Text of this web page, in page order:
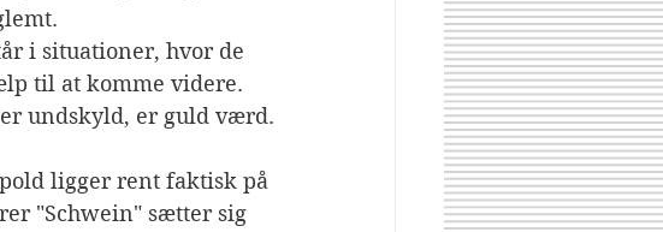
i situationer, hvor de
til at komme videre.
undskyld, er guld værd.
ligger rent faktisk på
"Schwein" sætter sig